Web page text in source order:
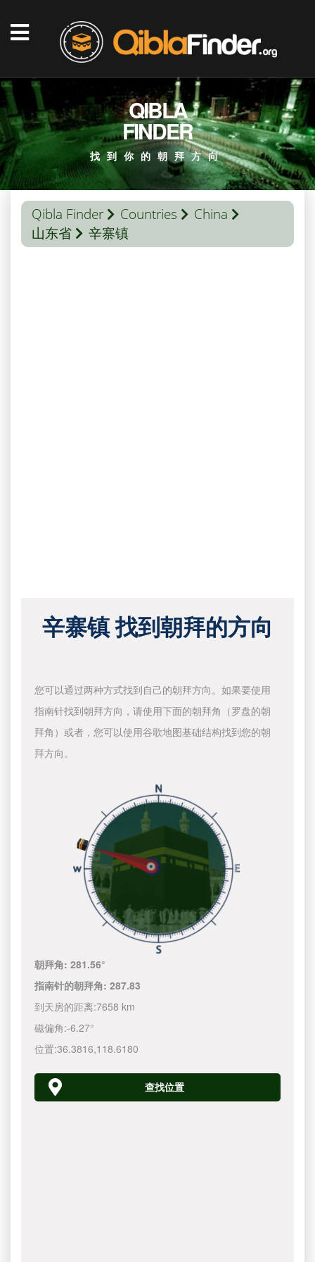
QIBLA
FINDER
找到你的朝拜方向
Qibla Finder Countries
China
山东省
辛寨镇
辛寨镇 找到朝拜的方向
您可以通过两种方式找到自己的朝拜方向。如果要使用
指南针找到朝拜方向，请使用下面的朝拜角（罗盘的朝
拜角）或者，您可以使用谷歌地图基础结构找到您的朝
拜方向。
朝拜角:281.56°
指南针的朝拜角:287.83
到天房的距离:7658 km
磁偏角:-6.27°
位置:36.3816,118.6180
查找位置